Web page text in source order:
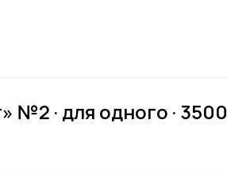
· для одного · 3500